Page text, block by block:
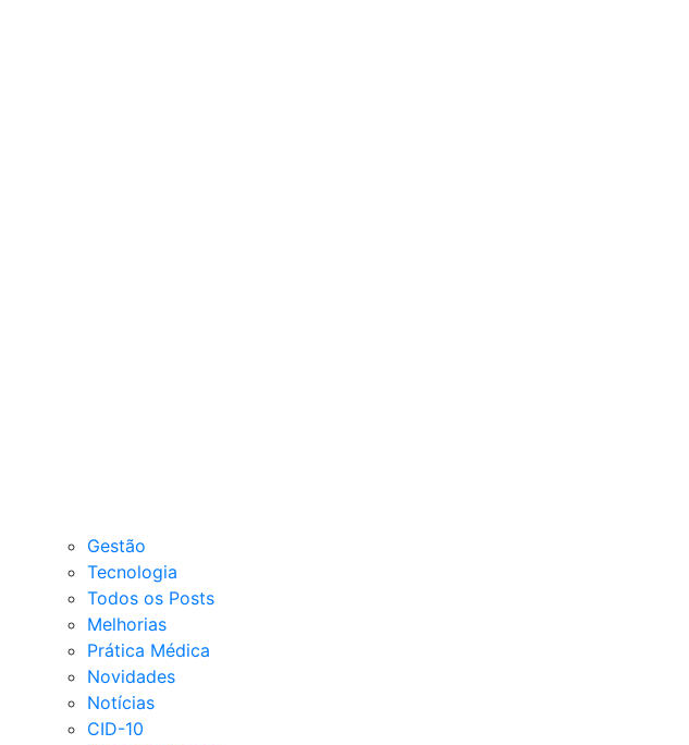
Gestão
Tecnologia
Todos os Posts
Melhorias
Prática Médica
Novidades
Notícias
CID-10